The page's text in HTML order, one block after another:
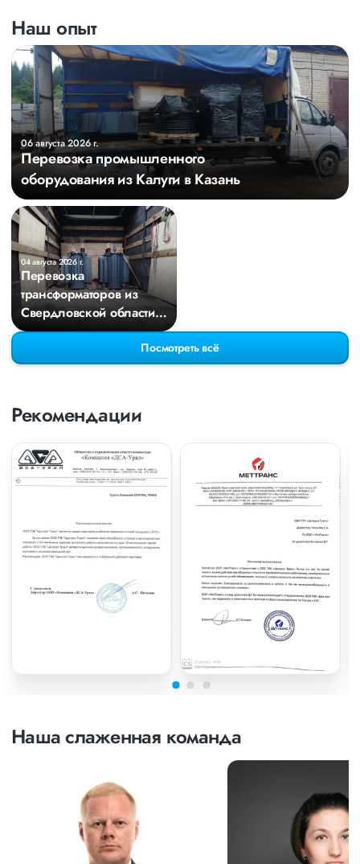
Наш опыт
06 августа 2026 г.
Перевозка промышленного
оборудования из Калуги в Казань
04 августа 2026 г.
Перевозка
трансформаторов из
Свердловской области в
Киров
Посмотреть всё
Рекомендации
Наша слаженная команда